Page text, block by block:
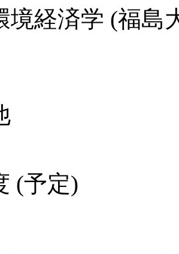
境経済学 (福島
(予定)